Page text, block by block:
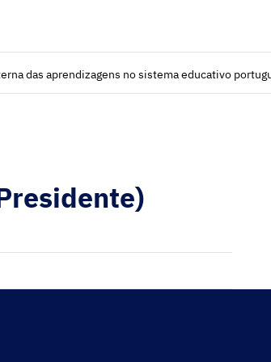
das aprendizagens no sistema educativo